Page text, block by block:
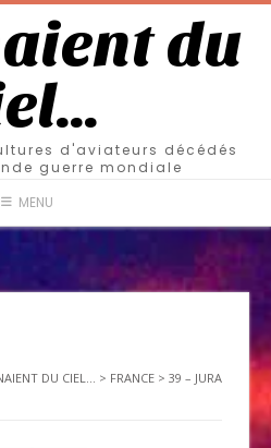
du
d'aviateurs décédés
guerre mondiale
MENU
DU CIEL... > FRANCE > 39 – JURA